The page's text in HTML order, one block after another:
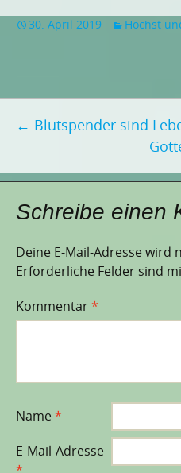
30. April 2019 Höchst
← Blutspender sind
Schreibe einen
Deine E-Mail-Adresse wird
Erforderliche Felder sind
Kommentar*
Name*
E-Mail-Adresse